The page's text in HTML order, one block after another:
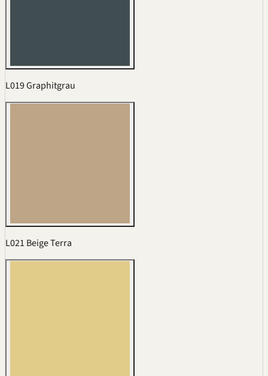
L019 Graphitgrau
L021 Beige Terra